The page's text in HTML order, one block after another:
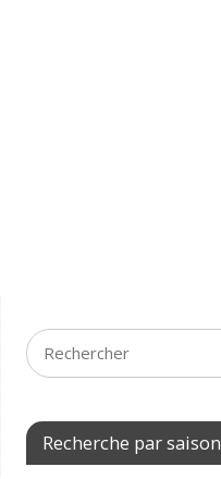
Recherche par saison